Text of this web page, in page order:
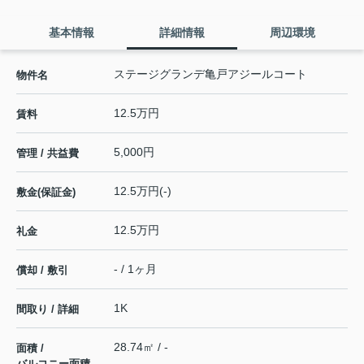
基本情報 詳細情報 周辺環境
物件名 ステージグランデ亀戸アジールコート
賃料 12.5万円
管理 / 共益費 5,000円
敷金(保証金) 12.5万円(-)
礼金 12.5万円
償却 / 敷引 - / 1ヶ月
間取り / 詳細 1K
面積 /
28.74㎡ / -